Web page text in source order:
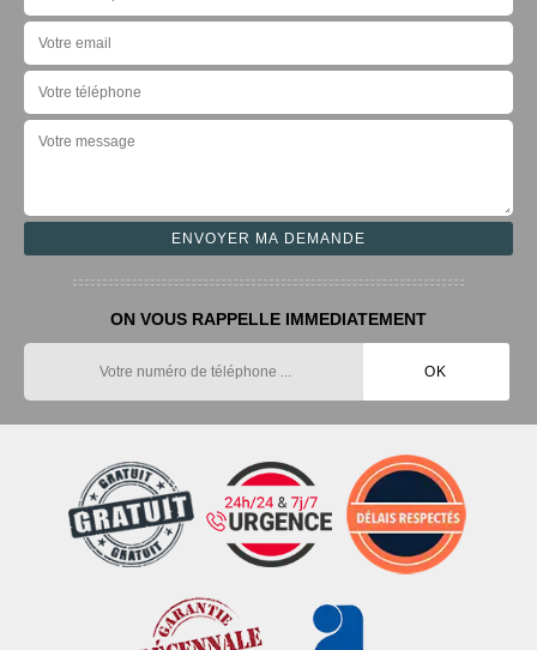
ON VOUS RAPPELLE IMMEDIATEMENT